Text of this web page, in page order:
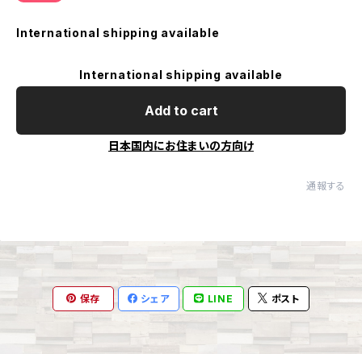
International shipping available
International shipping available
Add to cart
日本国内にお住まいの方向け
通報する
保存 シェア LINE ポスト